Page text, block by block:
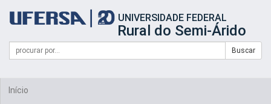
portal
UFERSA
UNIVERSIDADE FEDERAL
Rural do Semi-Árido
Formulário
Busca
Campo
de
Buscar
Início